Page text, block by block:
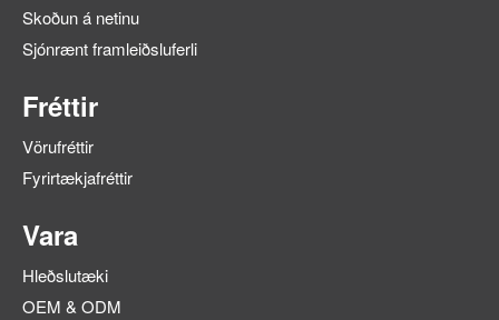
Skoðun á netinu
Sjónrænt framleiðsluferli
Fréttir
Vörufréttir
Fyrirtækjafréttir
Vara
Hleðslutæki
OEM & ODM